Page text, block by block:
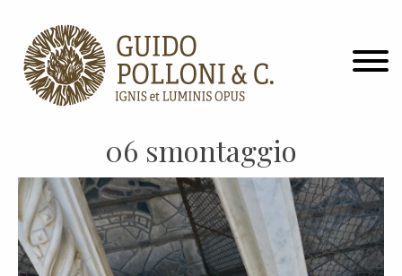
06 smontaggio